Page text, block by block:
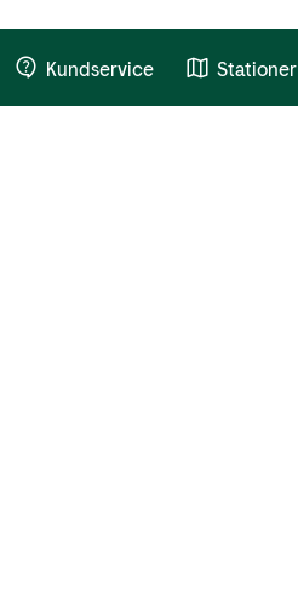
Kundservice Stationer